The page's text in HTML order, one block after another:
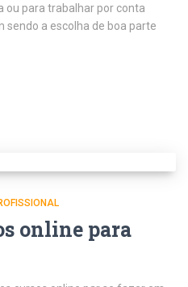
ou para trabalhar por conta
sendo a escolha de boa parte
online para